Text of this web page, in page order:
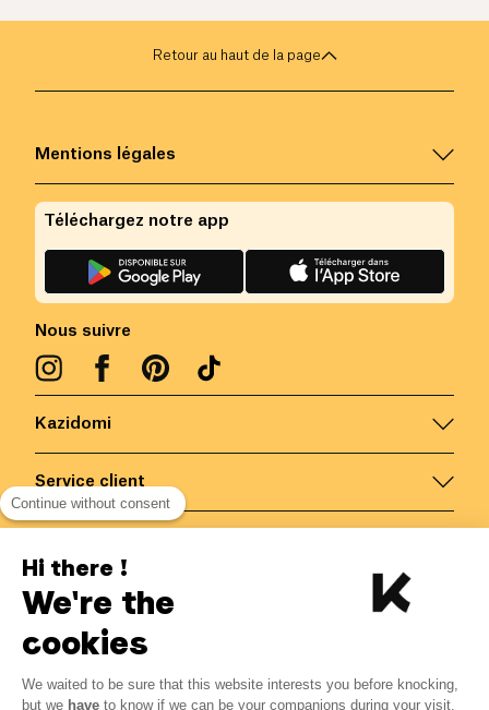
21.35€ 18.15€ -15% ?
Retour au haut de la page
Kazidomi
Service client
Mentions légales
Nous suivre
Téléchargez notre app
Belgique/FR
Continue without consent
Hi there !
We're the
cookies
We waited to be sure that this website interests you before knocking,
but we have to know if we can be your companions during your visit.